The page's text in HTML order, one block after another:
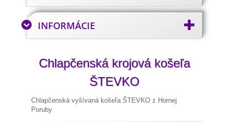
INFORMÁCIE
Chlapčenská krojová košeľa
ŠTEVKO
Chlapčenská vyšívaná košeľa ŠTEVKO z Hornej
Poruby